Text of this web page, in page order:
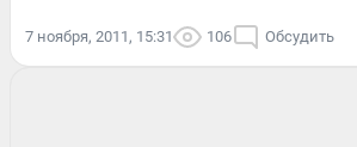
7 ноября, 2011, 15:31 106 Обсудить